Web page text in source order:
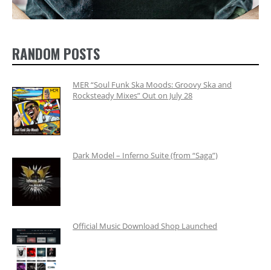
RANDOM POSTS
MER “Soul Funk Ska Moods: Groovy Ska and
Rocksteady Mixes” Out on July 28
Dark Model – Inferno Suite (from “Saga”)
Official Music Download Shop Launched